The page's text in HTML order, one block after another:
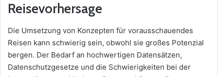
Reisevorhersage
Die Umsetzung von Konzepten für vorausschauendes
Reisen kann schwierig sein, obwohl sie großes Potenzial
bergen. Der Bedarf an hochwertigen Datensätzen,
Datenschutzgesetze und die Schwierigkeiten bei der